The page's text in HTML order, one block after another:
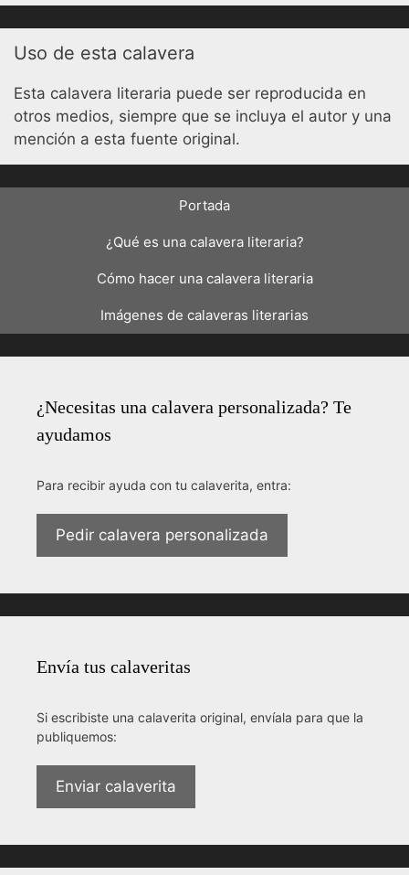
Uso de esta calavera
Esta calavera literaria puede ser reproducida en
otros medios, siempre que se incluya el autor y una
mención a esta fuente original.
Portada
¿Qué es una calavera literaria?
Cómo hacer una calavera literaria
Imágenes de calaveras literarias
¿Necesitas una calavera personalizada? Te
ayudamos
Para recibir ayuda con tu calaverita, entra:
Pedir calavera personalizada
Envía tus calaveritas
Si escribiste una calaverita original, envíala para que la
publiquemos:
Enviar calaverita